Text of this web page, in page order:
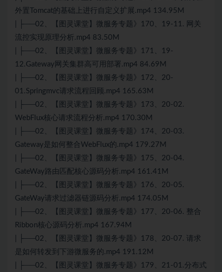
外置Tomcat的基础上进行自定义扩展.mp4 134.95M
| ├──02、【图灵课堂】微服务专题》170、19-11. 网关
流控实现原理分析.mp4 83.50M
| ├──02、【图灵课堂】微服务专题》171、19-
12.Gateway网关集群高可用部署.mp4 84.69M
| ├──02、【图灵课堂】微服务专题》172、20-
01.Springmvc请求流程回顾.mp4 165.63M
| ├──02、【图灵课堂】微服务专题》173、20-02.
WebFlux核心请求流程分析.mp4 170.30M
| ├──02、【图灵课堂】微服务专题》174、20-03.
Gateway是如何整合WebFlux的.mp4 179.27M
| ├──02、【图灵课堂】微服务专题》175、20-04.
GateWay路由匹配核心源码分析.mp4 161.41M
| ├──02、【图灵课堂】微服务专题》176、20-05.
GateWay请求过滤器链源码分析.mp4 174.05M
| ├──02、【图灵课堂】微服务专题》177、20-06. 整合
Ribbon核心源码分析.mp4 167.94M
| ├──02、【图灵课堂】微服务专题》178、20-07. 请求
是如何转发到下游微服务的.mp4 191.12M
| ├──02、【图灵课堂】微服务专题》179、21-01.分布式